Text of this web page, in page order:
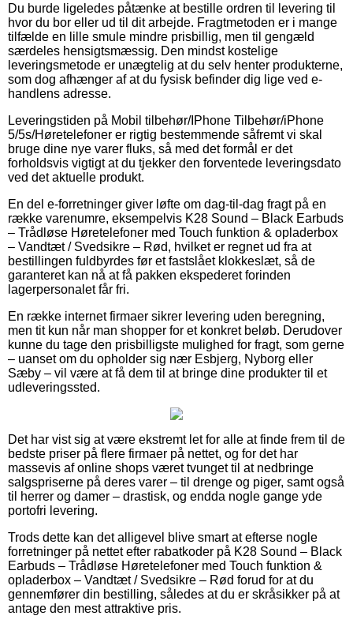
Du burde ligeledes påtænke at bestille ordren til levering til
hvor du bor eller ud til dit arbejde. Fragtmetoden er i mange
tilfælde en lille smule mindre prisbillig, men til gengæld
særdeles hensigtsmæssig. Den mindst kostelige
leveringsmetode er unægtelig at du selv henter produkterne,
som dog afhænger af at du fysisk befinder dig lige ved e-
handlens adresse.
Leveringstiden på Mobil tilbehør/IPhone Tilbehør/iPhone
5/5s/Høretelefoner er rigtig bestemmende såfremt vi skal
bruge dine nye varer fluks, så med det formål er det
forholdsvis vigtigt at du tjekker den forventede leveringsdato
ved det aktuelle produkt.
En del e-forretninger giver løfte om dag-til-dag fragt på en
række varenumre, eksempelvis K28 Sound – Black Earbuds
– Trådløse Høretelefoner med Touch funktion & opladerbox
– Vandtæt / Svedsikre – Rød, hvilket er regnet ud fra at
bestillingen fuldbyrdes før et fastslået klokkeslæt, så de
garanteret kan nå at få pakken ekspederet forinden
lagerpersonalet får fri.
En række internet firmaer sikrer levering uden beregning,
men tit kun når man shopper for et konkret beløb. Derudover
kunne du tage den prisbilligste mulighed for fragt, som gerne
– uanset om du opholder sig nær Esbjerg, Nyborg eller
Sæby – vil være at få dem til at bringe dine produkter til et
udleveringssted.
Det har vist sig at være ekstremt let for alle at finde frem til de
bedste priser på flere firmaer på nettet, og for det har
massevis af online shops været tvunget til at nedbringe
salgspriserne på deres varer – til drenge og piger, samt også
til herrer og damer – drastisk, og endda nogle gange yde
portofri levering.
Trods dette kan det alligevel blive smart at efterse nogle
forretninger på nettet efter rabatkoder på K28 Sound – Black
Earbuds – Trådløse Høretelefoner med Touch funktion &
opladerbox – Vandtæt / Svedsikre – Rød forud for at du
gennemfører din bestilling, således at du er skråsikker på at
antage den mest attraktive pris.